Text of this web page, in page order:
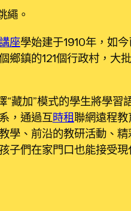
繩。
座學始建于1910年，如
鄉鎮的121個行政村，大
“藏加”模式的學生將學習
，通過互時租聯網遠程
學、前沿的教研活動、
子們在家門口也能接受